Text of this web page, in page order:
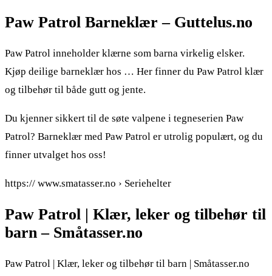
Paw Patrol Barneklær – Guttelus.no
Paw Patrol inneholder klærne som barna virkelig elsker.
Kjøp deilige barneklær hos … Her finner du Paw Patrol klær
og tilbehør til både gutt og jente.
Du kjenner sikkert til de søte valpene i tegneserien Paw
Patrol? Barneklær med Paw Patrol er utrolig populært, og du
finner utvalget hos oss!
https:// www.smatasser.no › Seriehelter
Paw Patrol | Klær, leker og tilbehør til
barn – Småtasser.no
Paw Patrol | Klær, leker og tilbehør til barn | Småtasser.no